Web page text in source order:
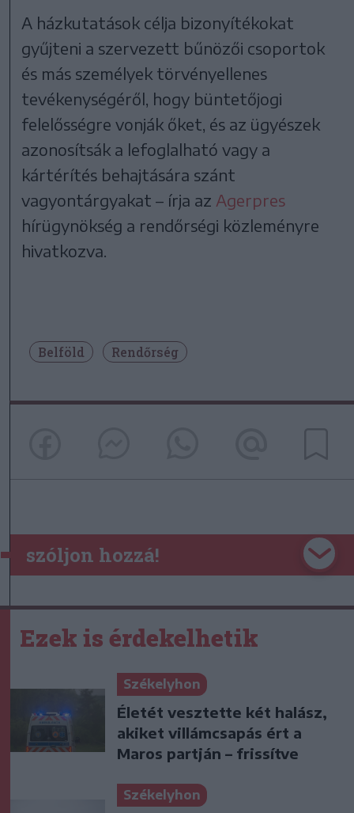
A házkutatások célja bizonyítékokat
gyűjteni a szervezett bűnözői csoportok
és más személyek törvényellenes
tevékenységéről, hogy büntetőjogi
felelősségre vonják őket, és az ügyészek
azonosítsák a lefoglalható vagy a
kártérítés behajtására szánt
vagyontárgyakat – írja az Agerpres
hírügynökség a rendőrségi közleményre
hivatkozva.
Belföld Rendőrség
szóljon hozzá!
Ezek is érdekelhetik
Székelyhon
Életét vesztette két halász,
akiket villámcsapás ért a
Maros partján – frissítve
Székelyhon